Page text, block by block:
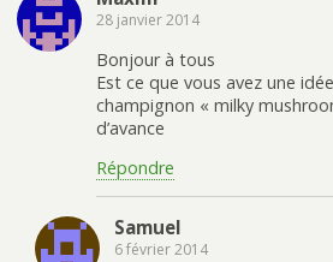
28 janvier 2014
Bonjour à tous
Est ce que vous avez une
champignon « milky
d’avance
Répondre
Samuel
6 février 2014